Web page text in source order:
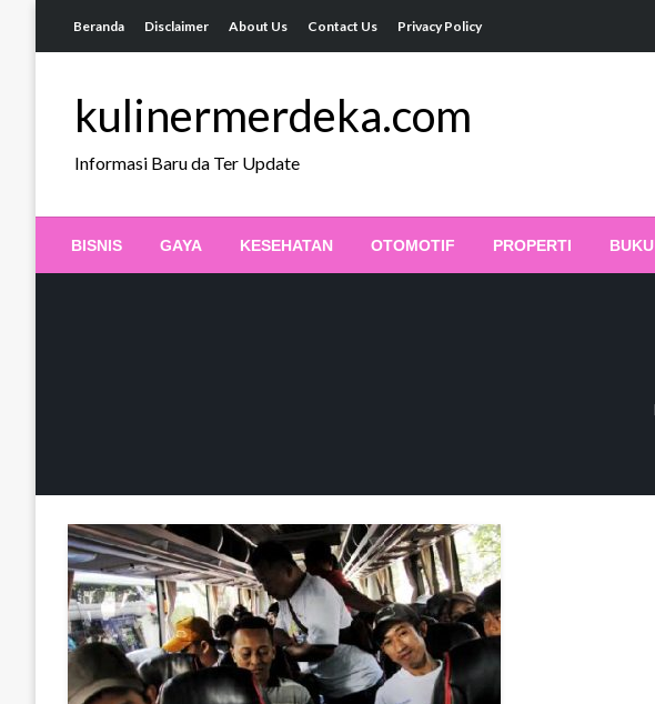
Beranda Disclaimer About Us Contact Us Privacy Policy
kulinermerdeka.com
Informasi Baru da Ter Update
BISNIS GAYA KESEHATAN OTOMOTIF PROPERTI BUKU